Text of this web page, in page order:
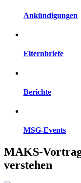
Ankündigungen
Elternbriefe
Berichte
MSG-Events
MAKS-
verstehen